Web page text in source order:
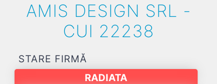
AMIS DESIGN SRL -
CUI 22238
STARE FIRMĂ
RADIATA